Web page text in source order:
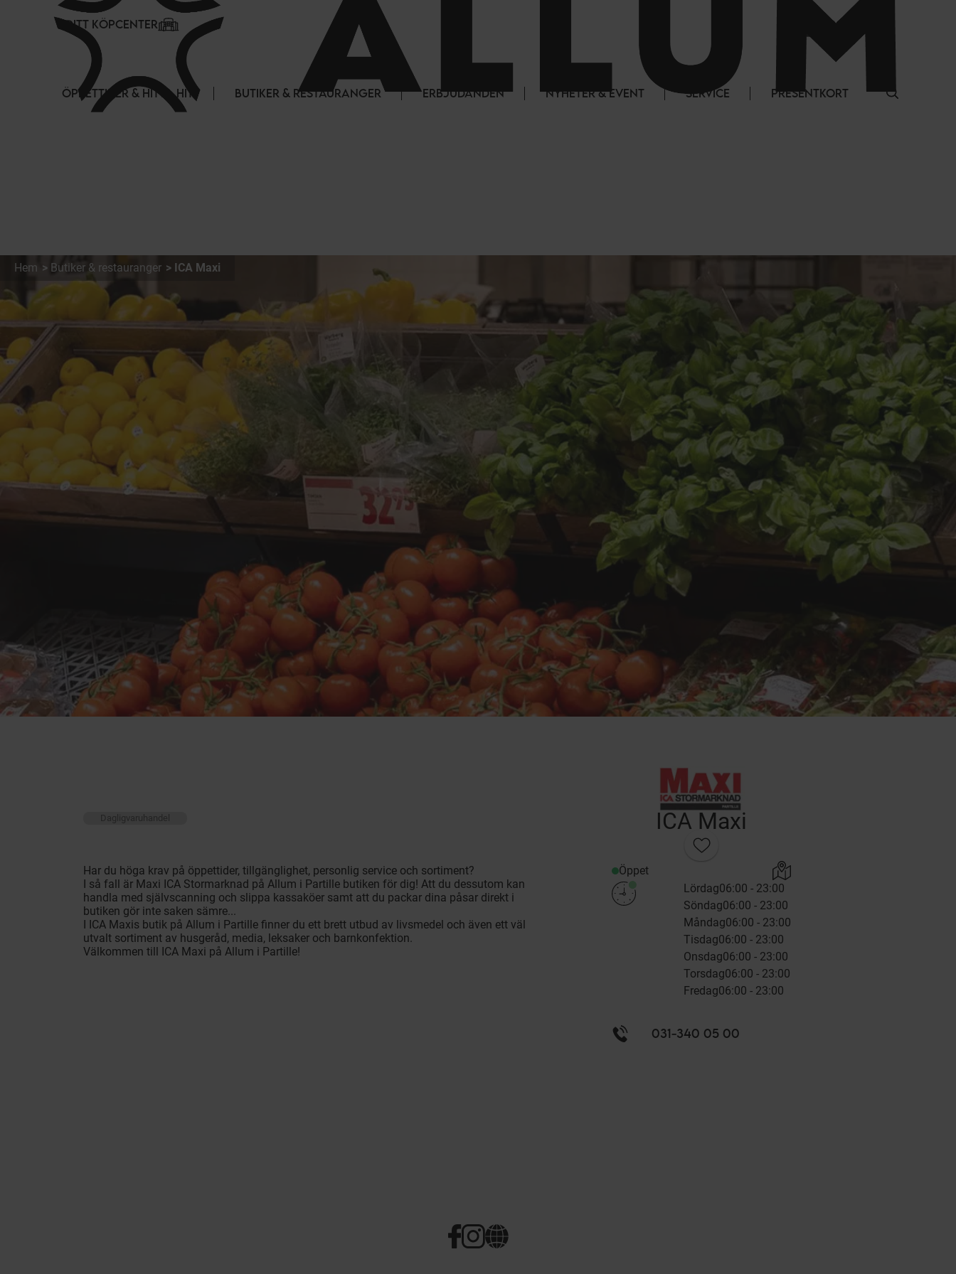
DITT KÖPCENTER LOGGA IN
ÖPPETTIDER & HITTA HIT BUTIKER & RESTAURANGER ERBJUDANDEN NYHETER & EVENT SERVICE PRESENTKORT
Hem Butiker & restauranger ICA Maxi
ICA Maxi
Öppet
Lördag06:00 - 23:00
Söndag06:00 - 23:00
Måndag06:00 - 23:00
Tisdag06:00 - 23:00
Onsdag06:00 - 23:00
Torsdag06:00 - 23:00
Fredag06:00 - 23:00
031-340 05 00
Dagligvaruhandel
Har du höga krav på öppettider, tillgänglighet, personlig service och sortiment?
I så fall är Maxi ICA Stormarknad på Allum i Partille butiken för dig! Att du dessutom kan
handla med självscanning och slippa kassaköer samt att du packar dina påsar direkt i
butiken gör inte saken sämre...
I ICA Maxis butik på Allum i Partille finner du ett brett utbud av livsmedel och även ett väl
utvalt sortiment av husgeråd, media, leksaker och barnkonfektion.
Välkommen till ICA Maxi på Allum i Partille!
Cookie- hanteringspanel